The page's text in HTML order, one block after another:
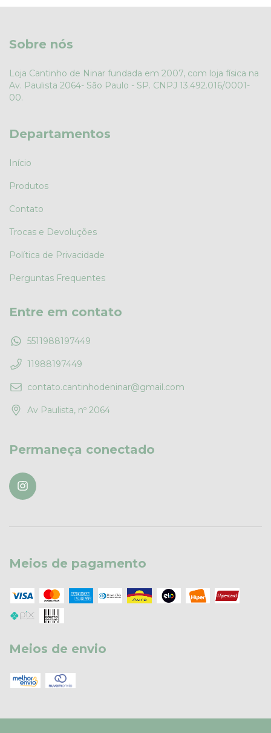
Sobre nós
Loja Cantinho de Ninar fundada em 2007, com loja física na
Av. Paulista 2064- São Paulo - SP. CNPJ 13.492.016/0001-
00.
Departamentos
Início
Produtos
Contato
Trocas e Devoluções
Política de Privacidade
Perguntas Frequentes
Entre em contato
5511988197449
11988197449
contato.cantinhodeninar@gmail.com
Av Paulista, nº 2064
Permaneça conectado
Meios de pagamento
Meios de envio